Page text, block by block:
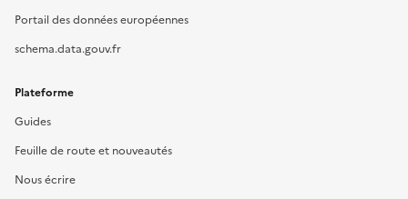
Portail des données européennes
schema.data.gouv.fr
Plateforme
Guides
Feuille de route et nouveautés
Nous écrire